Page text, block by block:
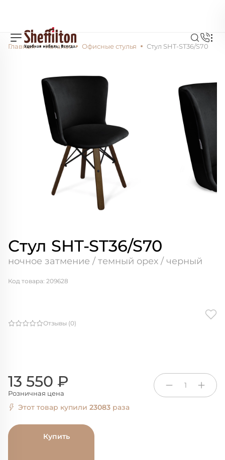
Главная Каталог Офисные стулья Стул SHT-ST36/S70
Стул SHT-ST36/S70
ночное затмение / темный орех / черный
Отзывы (0)
Код товара: 209628
13 550 ₽
Розничная цена
1
Этот товар купили 23083 раза
Купить